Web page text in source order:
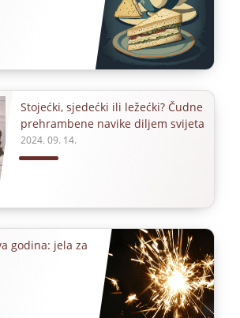
Stojećki, sjedećki ili ležećki? Čudne
prehrambene navike diljem svijeta
2024. 09. 14.
godina: jela za